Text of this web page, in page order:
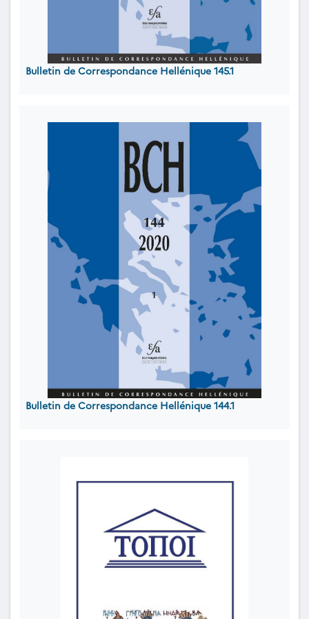
Bulletin de Correspondance Hellénique 145.1
Bulletin de Correspondance Hellénique 144.1